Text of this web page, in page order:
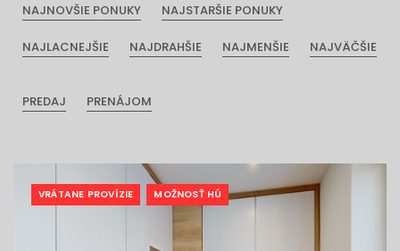
NAJNOVŠIE PONUKY NAJSTARŠIE PONUKY
NAJLACNEJŠIE NAJDRAHŠIE NAJMENŠIE NAJVÄČŠIE
PREDAJ PRENÁJOM
VRÁTANE PROVÍZIE MOŽNOSŤ HÚ